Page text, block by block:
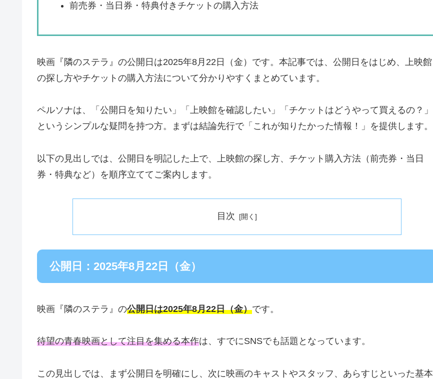
前売券・当日券・特典付きチケットの購入方法
映画『隣のステラ』の公開日は2025年8月22日（金）です。本記事では、公開日をはじめ、上映館
の探し方やチケットの購入方法について分かりやすくまとめています。
ペルソナは、「公開日を知りたい」「上映館を確認したい」「チケットはどうやって買えるの？」
というシンプルな疑問を持つ方。まずは結論先行で「これが知りたかった情報！」を提供します。
以下の見出しでは、公開日を明記した上で、上映館の探し方、チケット購入方法（前売券・当日
券・特典など）を順序立ててご案内します。
目次
公開日：2025年8月22日（金）
映画『隣のステラ』の公開日は2025年8月22日（金）です。
待望の青春映画として注目を集める本作は、すでにSNSでも話題となっています。
この見出しでは、まず公開日を明確にし、次に映画のキャストやスタッフ、あらすじといった基本